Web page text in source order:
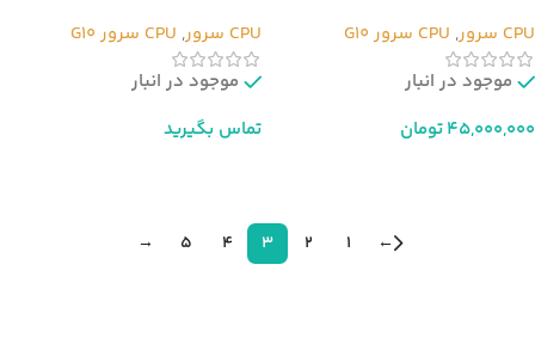
CPU سرور
, CPU سرور G10
موجود در انبار
45,000,000تومان
CPU سرور
, CPU سرور G10
موجود در انبار
تماس بگیرید
←
1
2
3
4
5
→